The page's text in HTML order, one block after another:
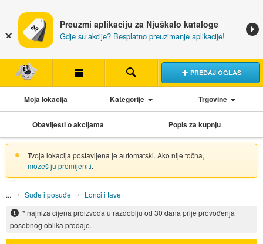
Preuzmi aplikaciju za Njuškalo kataloge
Gdje su akcije? Besplatno preuzimanje aplikacije!
PREDAJ OGLAS
Moja lokacija Kategorije Trgovine
Obavijesti o akcijama Popis za kupnju
Tvoja lokacija postavljena je automatski. Ako nije točna,
možeš ju promijeniti.
Suđe i posuđe
Lonci i tave
* najniža cijena proizvoda u razdoblju od 30 dana prije provođenja
posebnog oblika prodaje.